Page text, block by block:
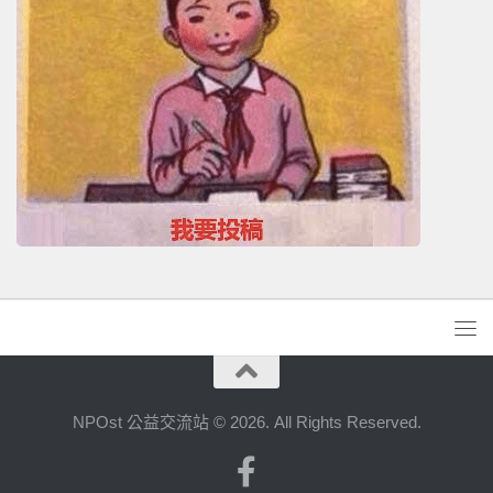
NPOst 公益交流站 © 2026. All Rights Reserved.